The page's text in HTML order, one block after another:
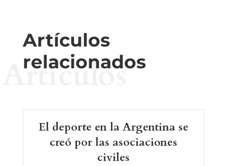
Artículos
relacionados
Artículos
El deporte en la Argentina se
creó por las asociaciones
civiles